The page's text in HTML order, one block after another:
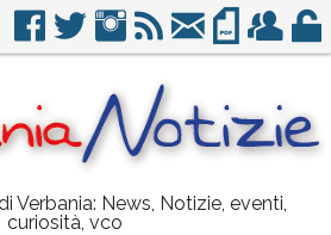
Verbania: News, Notizie, eventi,
curiosità, vco